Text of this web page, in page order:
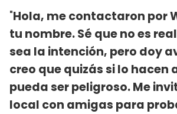
"Hola, me contactaron por
tu nombre. Sé que no es
sea la intención, pero doy
creo que quizás si lo hacen
pueda ser peligroso. Me
local con amigas para